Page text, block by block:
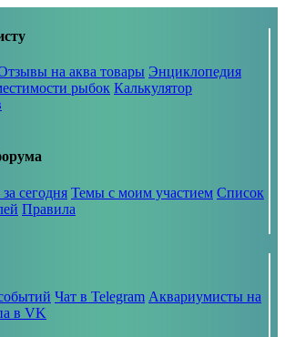
на аква товары Энциклопедия
рыбок Калькулятор
сегодня Темы с моим участием Список
Правила
Чат в Telegram Аквариумисты на
в VK